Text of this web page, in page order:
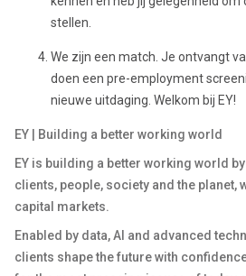
stellen.
We zijn een match. Je ontvangt
doen een pre-employment
nieuwe uitdaging. Welkom bij EY!
EY | Building a better working world
EY is building a better working world
clients, people, society and the planet,
capital markets.
Enabled by data, AI and advanced
clients shape the future with